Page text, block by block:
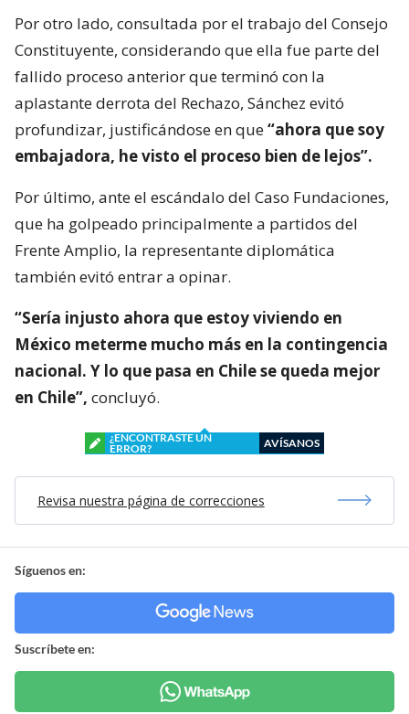
Por otro lado, consultada por el trabajo del Consejo
Constituyente, considerando que ella fue parte del
fallido proceso anterior que terminó con la
aplastante derrota del Rechazo, Sánchez evitó
profundizar, justificándose en que“ahora que soy
embajadora, he visto el proceso bien de lejos”.
Por último, ante el escándalo del Caso Fundaciones,
que ha golpeado principalmente a partidos del
Frente Amplio, la representante diplomática
también evitó entrar a opinar.
“Sería injusto ahora que estoy viviendo en
México meterme mucho más en la contingencia
nacional. Y lo que pasa en Chile se queda mejor
en Chile”, concluyó.
¿ENCONTRASTE UN
ERROR?
AVÍSANOS
Revisa nuestra página de correcciones
Síguenos en:
Suscríbete en: